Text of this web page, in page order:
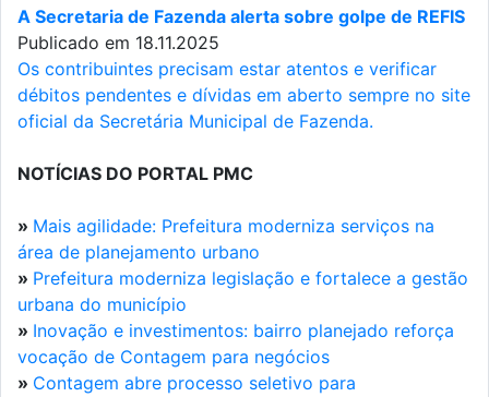
A Secretaria de Fazenda alerta sobre golpe de REFIS
Publicado em 18.11.2025
Os contribuintes precisam estar atentos e verificar
débitos pendentes e dívidas em aberto sempre no site
oficial da Secretária Municipal de Fazenda.
NOTÍCIAS DO PORTAL PMC
» Mais agilidade: Prefeitura moderniza serviços na
área de planejamento urbano
» Prefeitura moderniza legislação e fortalece a gestão
urbana do município
» Inovação e investimentos: bairro planejado reforça
vocação de Contagem para negócios
» Contagem abre processo seletivo para